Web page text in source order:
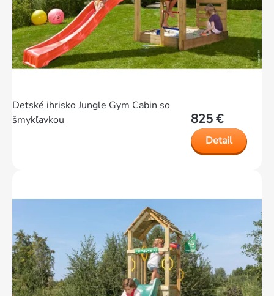
Detské ihrisko Jungle Gym Cabin so
šmykľavkou
825 €
Detail